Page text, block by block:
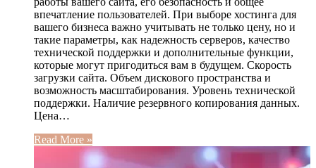
впечатление пользователей. При выборе хостинга для
вашего бизнеса важно учитывать не только цену, но и
такие параметры, как надежность серверов, качество
технической поддержки и дополнительные функции,
которые могут пригодиться вам в будущем. Скорость
загрузки сайта. Объем дискового пространства и
возможность масштабирования. Уровень технической
поддержки. Наличие резервного копирования данных.
Цена…
Read More »